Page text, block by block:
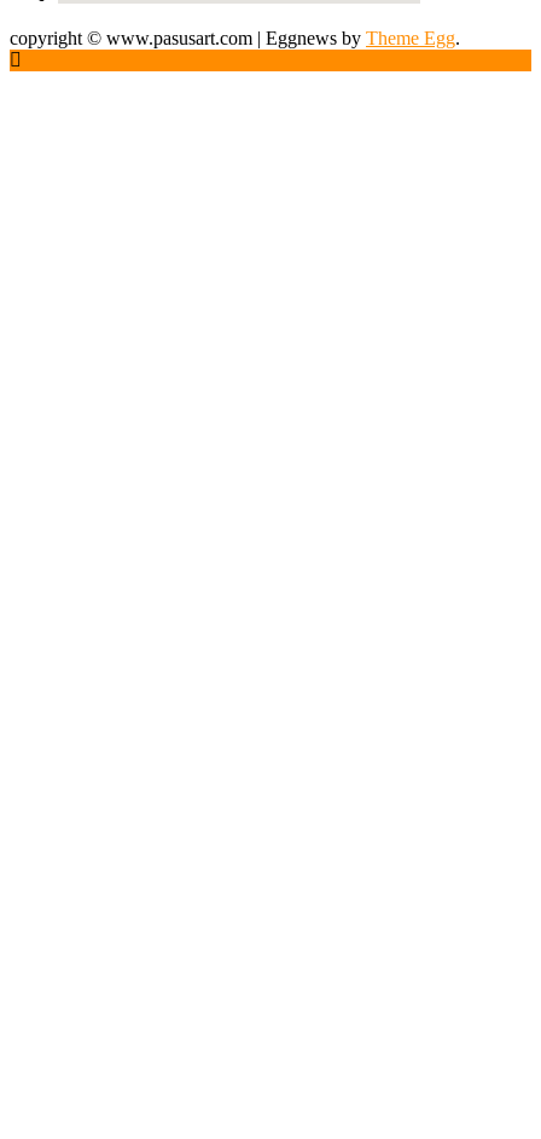
copyright © www.pasusart.com | Eggnews by Theme Egg.